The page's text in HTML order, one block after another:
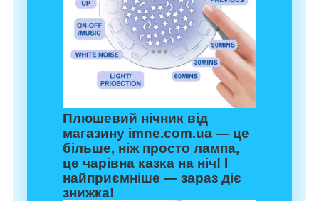
Плюшевий нічник від
магазину imne.com.ua — це
більше, ніж просто лампа,
це чарівна казка на ніч! І
найприємніше — зараз діє
знижка!